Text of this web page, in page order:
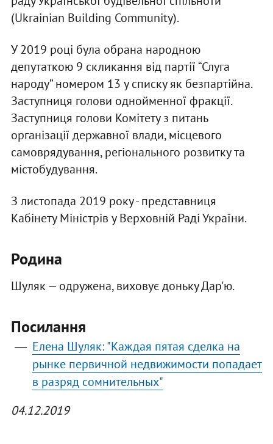
(Ukrainian Building Community).
У 2019 році була обрана народною
депутаткою 9 скликання від партії “Слуга
народу” номером 13 у списку як безпартійна.
Заступниця голови однойменної фракції.
Заступниця голови Комітету з питань
організації державної влади, місцевого
самоврядування, регіонального розвитку та
містобудування.
З листопада 2019 року - представниця
Кабінету Міністрів у Верховній Раді України.
Родина
Шуляк — одружена, виховує доньку Дар'ю.
Посилання
Елена Шуляк: "Каждая пятая сделка на
рынке первичной недвижимости попадает
в разряд сомнительных"
04.12.2019